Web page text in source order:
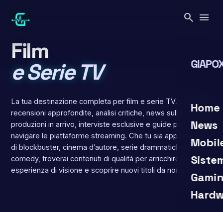
contenuto
search menu
Home
News
search close
Film
e Serie TV
La tua destinazione completa per film e serie TV. Offriamo
recensioni approfondite, analisi critiche, news sulle
produzioni in arrivo, interviste esclusive e guide per
navigare le piattaforme streaming. Che tu sia appassionato
di blockbuster, cinema d’autore, serie drammatiche o
comedy, troverai contenuti di qualità per arricchire la tua
esperienza di visione e scoprire nuovi titoli da non perdere.